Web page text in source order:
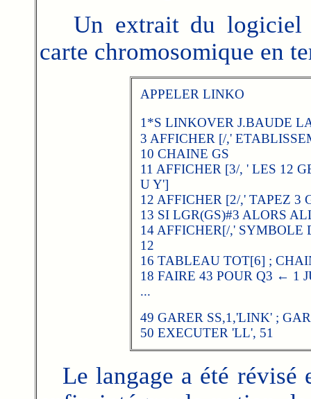
Un extrait du logiciel
carte chromosomique en
APPELER LINKO
1*S LINKOVER J.BAUDE
3 AFFICHER [/,'
10 CHAINE GS
11 AFFICHER [3/, ' LES 12
U Y']
12 AFFICHER [2/,' TAPEZ 3
13 SI LGR(GS)#3 ALORS
14 AFFICHER[/,' SYMBOLE
12
16 TABLEAU TOT[6] ;
18 FAIRE 43 POUR Q3 ← 1
...
49 GARER SS,1,'LINK' ;
50 EXECUTER 'LL', 51
Le langage a été révisé